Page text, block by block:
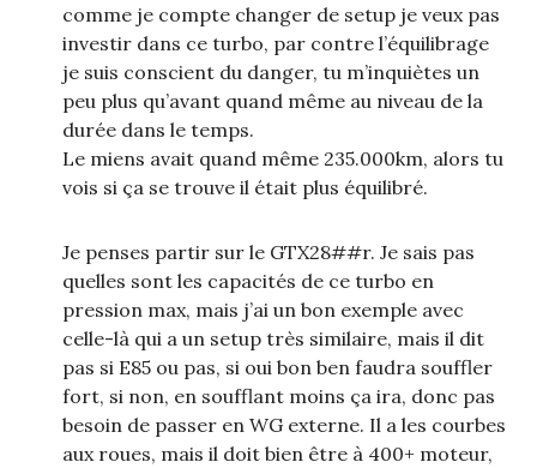
comme je compte changer de setup je veux pas
investir dans ce turbo, par contre l’équilibrage
je suis conscient du danger, tu m’inquiètes un
peu plus qu’avant quand même au niveau de la
durée dans le temps.
Le miens avait quand même 235.000km, alors tu
vois si ça se trouve il était plus équilibré.
Je penses partir sur le GTX28##r. Je sais pas
quelles sont les capacités de ce turbo en
pression max, mais j’ai un bon exemple avec
celle-là qui a un setup très similaire, mais il dit
pas si E85 ou pas, si oui bon ben faudra souffler
fort, si non, en soufflant moins ça ira, donc pas
besoin de passer en WG externe. Il a les courbes
aux roues, mais il doit bien être à 400+ moteur,